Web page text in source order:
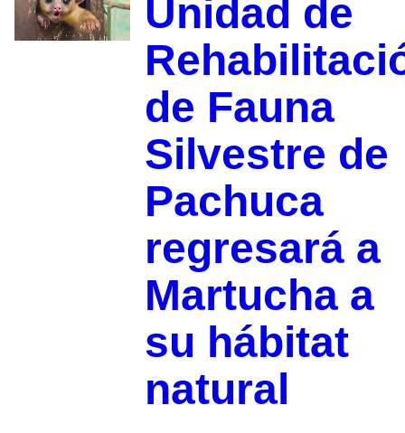
Unidad de
de Fauna
Silvestre de
Pachuca
regresará a
Martucha a
su hábitat
natural